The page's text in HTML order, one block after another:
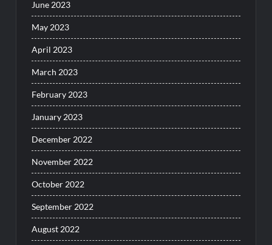
June 2023
May 2023
April 2023
March 2023
February 2023
January 2023
December 2022
November 2022
October 2022
September 2022
August 2022